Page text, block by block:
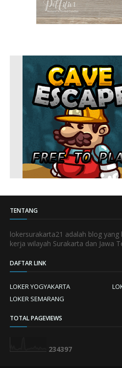
TENTANG
lokersurakarta21 adalah blog
kerja wilayah Surakarta dan Jawa
DAFTAR LINK
LOKER YOGYAKARTA
LOKER SEMARANG
TOTAL PAGEVIEWS
234397